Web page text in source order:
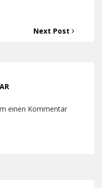
Next Post
einen Kommentar